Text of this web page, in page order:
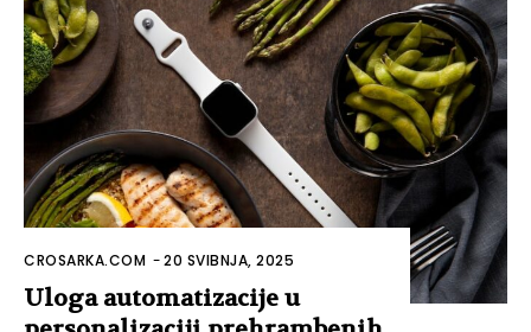
CROSARKA.COM -20 SVIBNJA, 2025
Uloga automatizacije u